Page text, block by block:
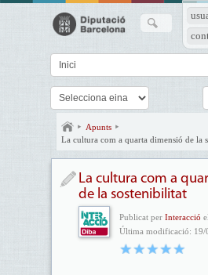
Apunts
La cultura com a quarta dimensió de la
La cultura com a
de la sostenibilitat
Publicat per Interacció
Última modificació: 19/